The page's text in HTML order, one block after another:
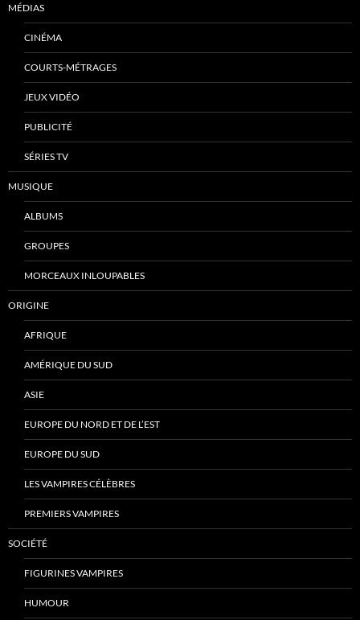
MÉDIAS
CINÉMA
COURTS-MÉTRAGES
JEUX VIDÉO
PUBLICITÉ
SÉRIES TV
MUSIQUE
ALBUMS
GROUPES
MORCEAUX INLOUPABLES
ORIGINE
AFRIQUE
AMÉRIQUE DU SUD
ASIE
EUROPE DU NORD ET DE L’EST
EUROPE DU SUD
LES VAMPIRES CÉLÈBRES
PREMIERS VAMPIRES
SOCIÉTÉ
FIGURINES VAMPIRES
HUMOUR